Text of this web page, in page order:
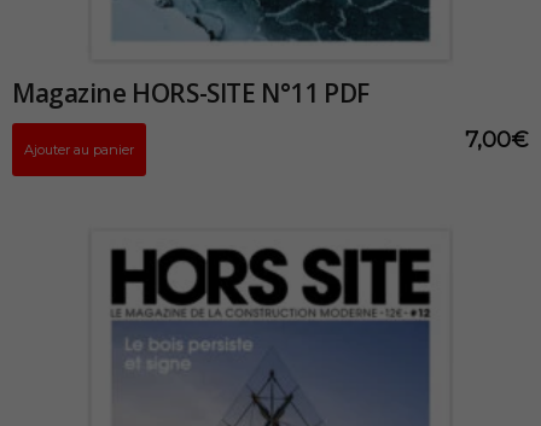
Magazine HORS-SITE N°11 PDF
7,00€
Ajouter au panier